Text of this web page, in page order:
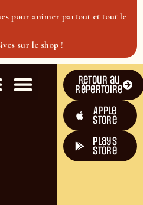
pour animer partout et tout le
sur le shop !
Retour au
répertoire
Apple
Store
plays
store